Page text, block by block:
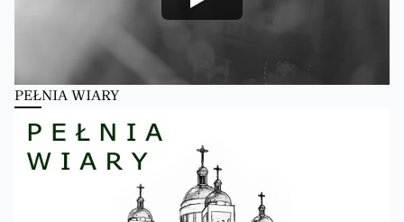
PEŁNIA WIARY